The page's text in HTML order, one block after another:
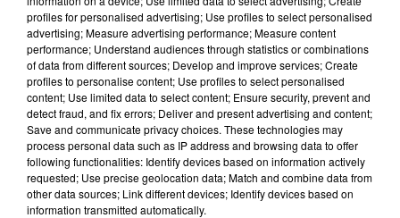
22h40
22h40
ANGELE FEAT. JUSTICE
What You Want
22h36
22h36
BLACK EYED PEAS
Simply The Best
22h33
22h33
SEPTEMBER
Cry For You
profiles for personalised advertising; Use profiles to select personalised
advertising; Measure advertising performance; Measure content
performance; Understand audiences through statistics or combinations
of data from different sources; Develop and improve services; Create
profiles to personalise content; Use profiles to select personalised
content; Use limited data to select content; Ensure security, prevent and
detect fraud, and fix errors; Deliver and present advertising and content;
Save and communicate privacy choices. These technologies may
process personal data such as IP address and browsing data to offer
following functionalities: Identify devices based on information actively
requested; Use precise geolocation data; Match and combine data from
other data sources; Link different devices; Identify devices based on
information transmitted automatically.